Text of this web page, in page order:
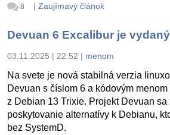
8 | Zaujímavý článok
Devuan 6 Excalibur je vydaný
03.11.2025 | 22:52 | menom
Na svete je nová stabilná verzia
Devuan s číslom 6 a kódovým
z Debian 13 Trixie. Projekt Devuan sa
poskytovanie alternatívy k Debianu,
bez SystemD.